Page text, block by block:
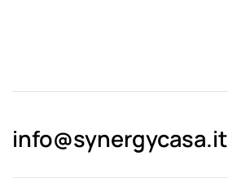
info@synergycasa.it